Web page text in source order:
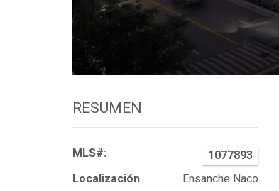
RESUMEN
MLS#:
1077893
Localización
Ensanche Naco